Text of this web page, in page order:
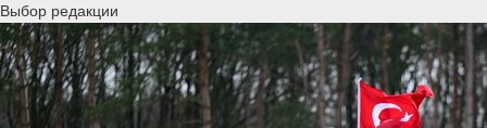
Выбор редакции